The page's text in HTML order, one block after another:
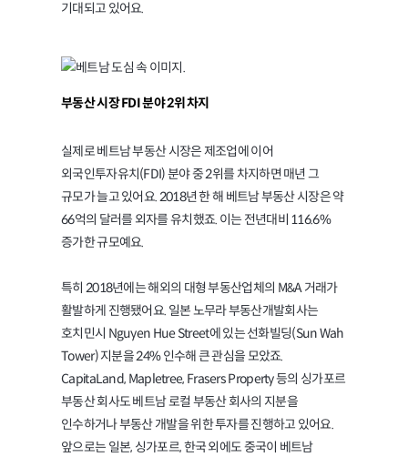
기대되고 있어요.
부동산 시장 FDI 분야 2위 차지
실제로 베트남 부동산 시장은 제조업에 이어
외국인투자유치(FDI) 분야 중 2위를 차지하면 매년 그
규모가 늘고 있어요. 2018년 한 해 베트남 부동산 시장은 약
66억의 달러를 외자를 유치했죠. 이는 전년대비 116.6%
증가한 규모예요.
특히 2018년에는 해외의 대형 부동산업체의 M&A 거래가
활발하게 진행됐어요. 일본 노무라 부동산개발회사는
호치민시 Nguyen Hue Street에 있는 선화빌딩(Sun Wah
Tower) 지분을 24% 인수해 큰 관심을 모았죠.
CapitaLand, Mapletree, Frasers Property 등의 싱가포르
부동산 회사도 베트남 로컬 부동산 회사의 지분을
인수하거나 부동산 개발을 위한 투자를 진행하고 있어요.
앞으로는 일본, 싱가포르, 한국 외에도 중국이 베트남